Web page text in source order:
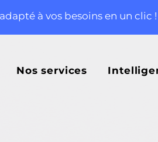
à vos besoins en un clic !
Nos services